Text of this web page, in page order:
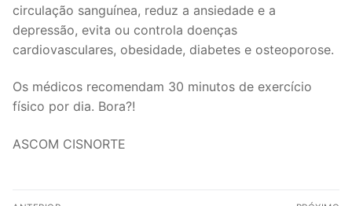
circulação sanguínea, reduz a ansiedade e a
depressão, evita ou controla doenças
cardiovasculares, obesidade, diabetes e osteoporose.
Os médicos recomendam 30 minutos de exercício
físico por dia. Bora?!
ASCOM CISNORTE